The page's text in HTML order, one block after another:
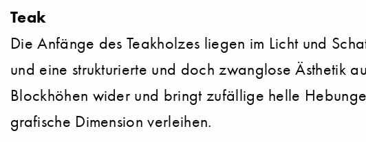
Teak
Die Anfänge des Teakholzes liegen im Licht und
und eine strukturierte und doch zwanglose Ästhetik
Blockhöhen wider und bringt zufällige helle
grafische Dimension verleihen.